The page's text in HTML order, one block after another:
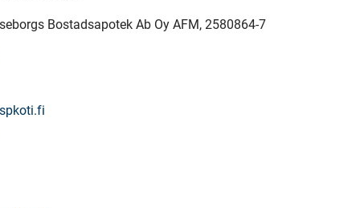
Bostadsapotek Ab Oy AFM, 2580864-7